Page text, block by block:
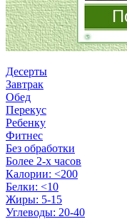
Десерты
Завтрак
Обед
Перекус
Ребенку
Фитнес
Без обработки
Более 2-х часов
Калории: <200
Белки: <10
Жиры: 5-15
Углеводы: 20-40